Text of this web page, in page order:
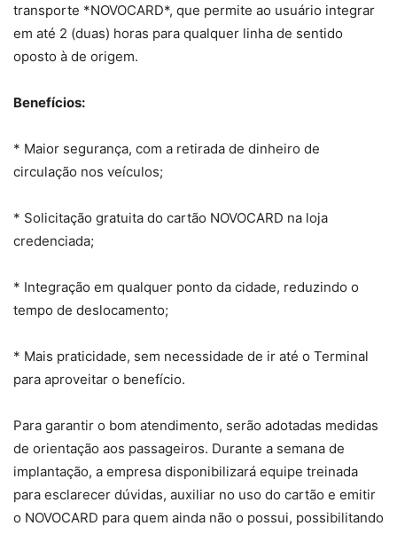
transporte *NOVOCARD*, que permite ao usuário integrar
em até 2 (duas) horas para qualquer linha de sentido
oposto à de origem.
Benefícios:
* Maior segurança, com a retirada de dinheiro de
circulação nos veículos;
* Solicitação gratuita do cartão NOVOCARD na loja
credenciada;
* Integração em qualquer ponto da cidade, reduzindo o
tempo de deslocamento;
* Mais praticidade, sem necessidade de ir até o Terminal
para aproveitar o benefício.
Para garantir o bom atendimento, serão adotadas medidas
de orientação aos passageiros. Durante a semana de
implantação, a empresa disponibilizará equipe treinada
para esclarecer dúvidas, auxiliar no uso do cartão e emitir
o NOVOCARD para quem ainda não o possui, possibilitando